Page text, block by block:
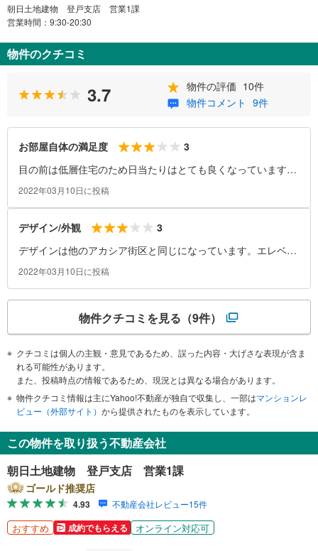
朝日土地建物 登戸支店 営業1課
営業時間：9:30-20:30
物件のクチコミ
3.7 物件の評価 10件
物件コメント 9件
お部屋自体の満足度
3
目の前は低層住宅のため日当たりはとても良くなっています。
すぐそばに白山神社がありますが、ベランダからは見えませ
2022年03月10日に投稿
デザイン/外観
3
デザインは他のアカシア街区と同じになっています。エレベー
ターの数は多くはないですが、慣れれば問題ないでしょう。
2022年03月10日に投稿
物件クチコミを見る （9件）
クチコミは個人の主観・意見であるため、誤った内容・大げさな表現が含ま
れる可能性があります。
また、投稿時点の情報であるため、現況とは異なる場合があります。
物件クチコミ情報は主にYahoo!不動産が独自で収集し、一部はマンションレ
ビュー（外部サイト） から提供されたものを表示しています。
この物件を取り扱う不動産会社
朝日土地建物 登戸支店 営業1課
ゴールド推奨店
4.93 不動産会社レビュー15件
おすすめ 成約でもらえる オンライン対応可